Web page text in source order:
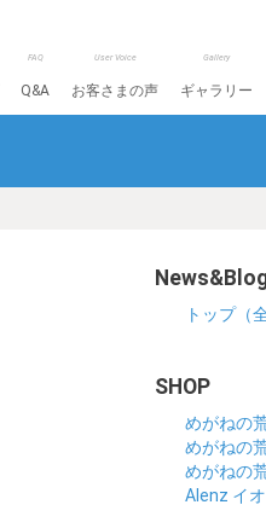
FAQ
Q&A
User Voice
お客さまの声
Gallery
ギャラリー
トップ（
SHOP
めがねの
めがねの
めがねの
Alenz イ